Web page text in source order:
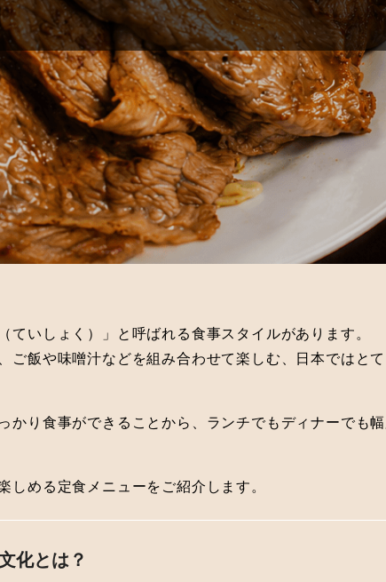
ていしょく）」と呼ばれる食事スタイルがあります。
ご飯や味噌汁などを組み合わせて楽しむ、日本ではと
かり食事ができることから、ランチでもディナーでも
しめる定食メニューをご紹介します。
化とは？